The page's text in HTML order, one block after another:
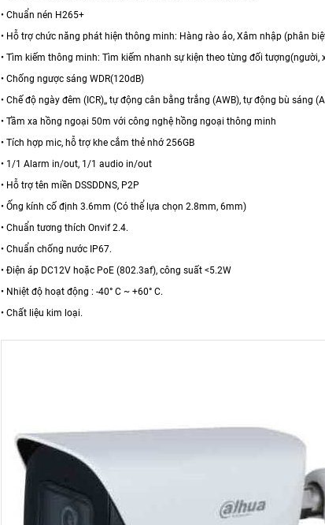
• Chuẩn nén H265+
• Hỗ trợ chức năng phát hiện thông minh: Hàng rào ảo, Xâm nhập (phân
• Tìm kiếm thông minh: Tìm kiếm nhanh sự kiện theo từng đối tượng(người,
• Chống ngược sáng WDR(120dB)
• Chế độ ngày đêm (ICR),, tự động cân bằng trắng (AWB), tự động bù sáng
• Tầm xa hồng ngoại 50m với công nghệ hồng ngoại thông minh
• Tích hợp mic, hỗ trợ khe cắm thẻ nhớ 256GB
• 1/1 Alarm in/out, 1/1 audio in/out
• Hỗ trợ tên miền DSSDDNS, P2P
• Ống kính cố định 3.6mm (Có thể lựa chọn 2.8mm, 6mm)
• Chuẩn tương thích Onvif 2.4.
• Chuẩn chống nước IP67.
• Điện áp DC12V hoặc PoE (802.3af), công suất <5.2W
• Nhiệt độ hoạt động : -40° C ~ +60° C.
• Chất liệu kim loại.